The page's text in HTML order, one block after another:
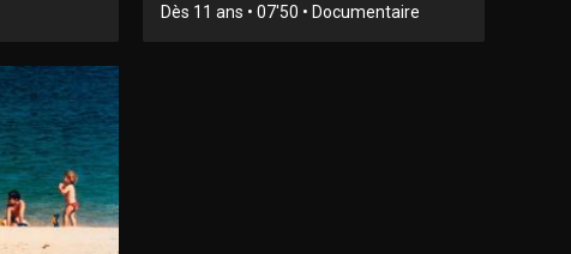
Dès 11 ans • 07'50 • Documentaire